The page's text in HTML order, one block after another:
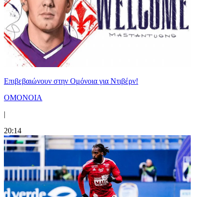
Επιβεβαιώνουν στην Ομόνοια για Ντιβέρν!
ΟΜΟΝΟΙΑ
|
20:14